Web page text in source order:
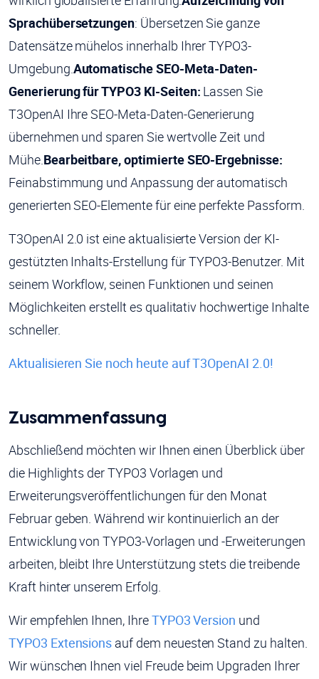
Sprachübersetzungen: Übersetzen Sie ganze
Datensätze mühelos innerhalb Ihrer TYPO3-
Umgebung.Automatische SEO-Meta-Daten-
Generierung für TYPO3 KI-Seiten: Lassen Sie
T3OpenAI Ihre SEO-Meta-Daten-Generierung
übernehmen und sparen Sie wertvolle Zeit und
Mühe.Bearbeitbare, optimierte SEO-Ergebnisse:
Feinabstimmung und Anpassung der automatisch
generierten SEO-Elemente für eine perfekte Passform.
T3OpenAI 2.0 ist eine aktualisierte Version der KI-
gestützten Inhalts-Erstellung für TYPO3-Benutzer. Mit
seinem Workflow, seinen Funktionen und seinen
Möglichkeiten erstellt es qualitativ hochwertige Inhalte
schneller.
Aktualisieren Sie noch heute auf T3OpenAI 2.0!
Zusammenfassung
Abschließend möchten wir Ihnen einen Überblick über
die Highlights der TYPO3 Vorlagen und
Erweiterungsveröffentlichungen für den Monat
Februar geben. Während wir kontinuierlich an der
Entwicklung von TYPO3-Vorlagen und -Erweiterungen
arbeiten, bleibt Ihre Unterstützung stets die treibende
Kraft hinter unserem Erfolg.
Wir empfehlen Ihnen, IhreTYPO3 Version und
TYPO3 Extensions auf dem neuesten Stand zu halten.
Wir wünschen Ihnen viel Freude beim Upgraden Ihrer